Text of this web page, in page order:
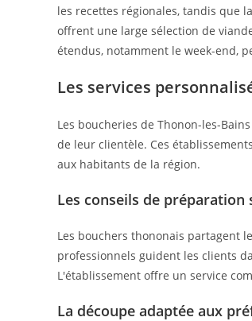
les recettes régionales, tandis que
offrent une large sélection de
étendus, notamment le week-end,
Les services
Les boucheries de Thonon-les-
de leur clientèle. Ces
aux habitants de la région.
Les conseils de préparation
Les bouchers thononais partagent
professionnels guident les clients
L'établissement offre un service
La découpe adaptée aux